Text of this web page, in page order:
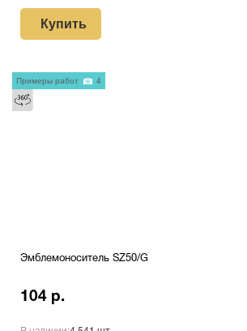
Купить
Эмблемоноситель SZ50/G
104 р.
Примеры работ 4